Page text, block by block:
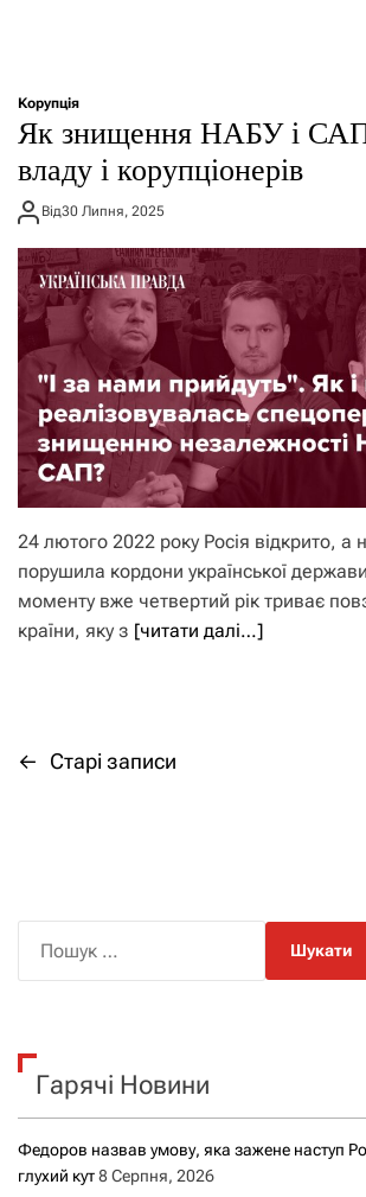
Корупція
Як знищення НАБУ і САП
владу і корупціонерів
Від30 Липня, 2025
24 лютого 2022 року Росія відкрито, а
порушила кордони української
моменту вже четвертий рік триває
країни, яку з [читати далі…]
Н
і
г
ц
і
я
← Старі записи
к
Гарячі Новини
Федоров назвав умову, яка зажене наступ
глухий кут8 Серпня, 2026